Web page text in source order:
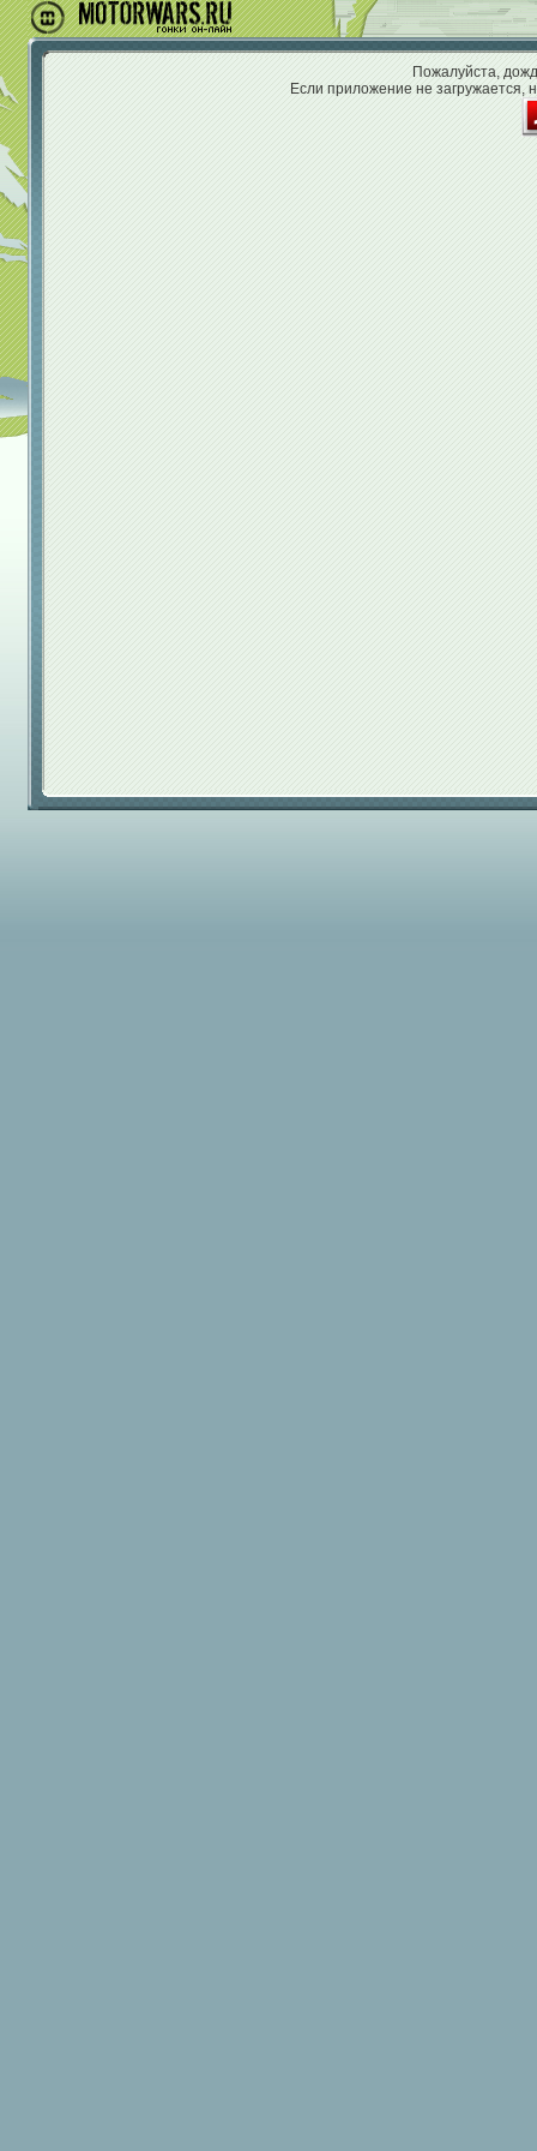
Пожалуйста,
Если приложение не загружается,